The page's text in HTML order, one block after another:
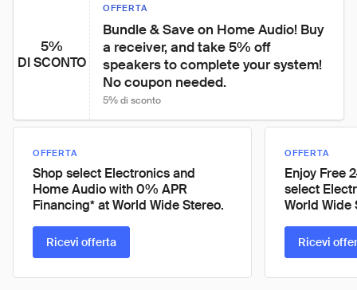
5%
DI SCONTO
OFFERTA
Bundle & Save on Home Audio! Buy
a receiver, and take 5% off
speakers to complete your system!
No coupon needed.
5% di sconto
OFFERTA
Shop select Electronics and
Home Audio with 0% APR
Financing* at World Wide Stereo.
Ricevi offerta
OFFERTA
Enjoy Free
select
World Wide
Ricevi